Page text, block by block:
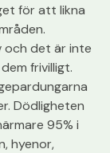
för att likna
och det är inte
frivilligt.
Dödligheten
95% i
hyenor,